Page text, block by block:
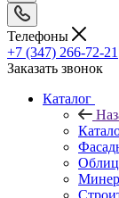
Телефоны
+7 (347) 266-72-21
Заказать звонок
Каталог